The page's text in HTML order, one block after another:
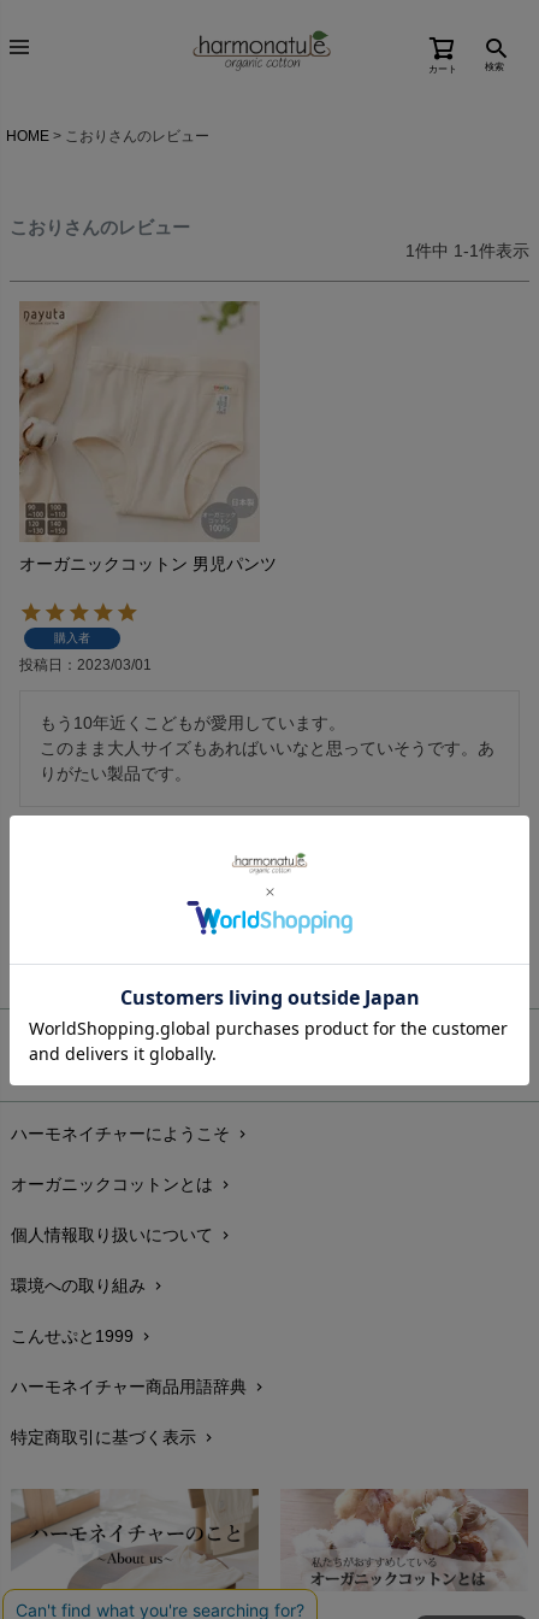
カート 検索
HOME こおりさんのレビュー
こおりさんのレビュー
1件中 1-1件表示
オーガニックコットン 男児パンツ
購入者
投稿日 2023/03/01
もう10年近くこどもが愛用しています。
このまま大人サイズもあればいいなと思っていそうです。あ
りがたい製品です。
ご利用ガイド
ギフトラッピングchevron_right
お支払い方法
配送と送料chevron_right
在庫状況と発送予定chevron_right
サイズ・寸法chevron_right
生地・素材chevron_right
お手入れについて
レビューを書こうchevron_right
返品交換chevron_right
FAXでのご注文
お問い合わせchevron_right
ハーモネイチャーについて
ハーモネイチャーにようこそ chevron_right
オーガニックコットンとは chevron_right
個人情報取り扱いについて chevron_right
環境への取り組み chevron_right
こんせぷと1999 chevron_right
ハーモネイチャー商品用語辞典 chevron_right
特定商取引に基づく表示 chevron_right